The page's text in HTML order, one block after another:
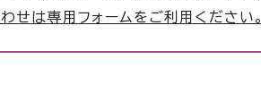
せは専用フォームをご利用ください。